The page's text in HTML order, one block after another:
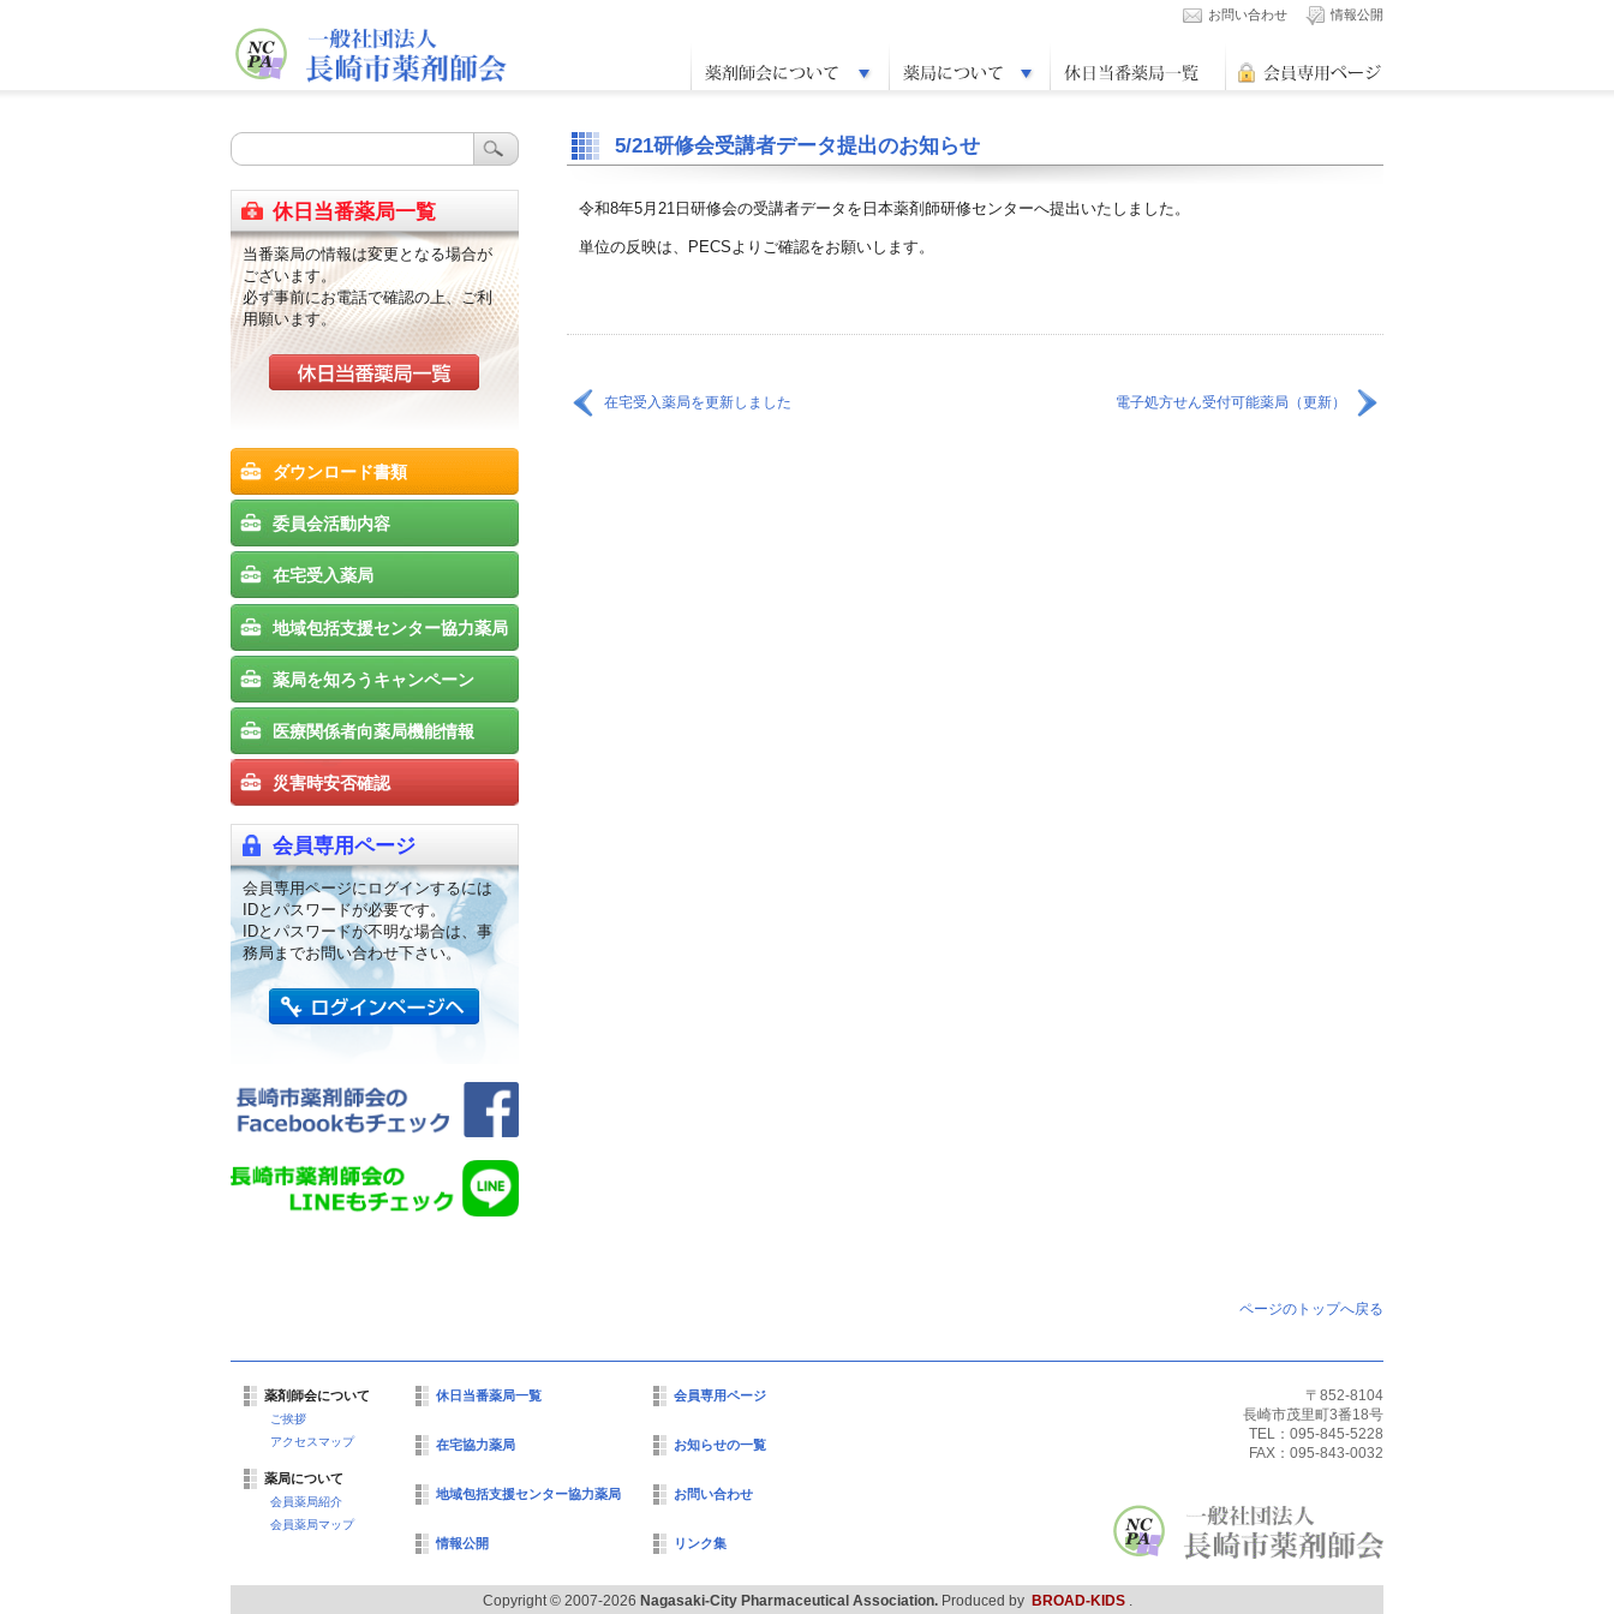
お問い合わせ 情報公開
5/21研修会受講者データ提出のお知らせ
令和8年5月21日研修会の受講者データを日本薬剤師研修センターへ提出いたしました。
単位の反映は、PECSよりご確認をお願いします。
在宅受入薬局を更新しました 電子処方せん受付可能薬局（更新）
休日当番薬局一覧
当番薬局の情報は変更となる場合が
ございます。
必ず事前にお電話で確認の上、ご利
用願います。
ダウンロード書類
委員会活動内容
在宅受入薬局
地域包括支援センター協力薬局
薬局を知ろうキャンペーン
医療関係者向薬局機能情報
災害時安否確認
会員専用ページ
会員専用ページにログインするには
IDとパスワードが必要です。
IDとパスワードが不明な場合は、事
務局までお問い合わせ下さい。
ページのトップへ戻る
薬剤師会について
ご挨拶
アクセスマップ
薬局について
会員薬局紹介
会員薬局マップ
休日当番薬局一覧
在宅協力薬局
地域包括支援センター協力薬局
情報公開
会員専用ページ
お知らせの一覧
お問い合わせ
リンク集
〒852-8104
長崎市茂里町3番18号
TEL：095-845-5228
FAX：095-843-0032
Copyright © 2007-2026 Nagasaki-City Pharmaceutical Association.Produced by BROAD-KIDS .